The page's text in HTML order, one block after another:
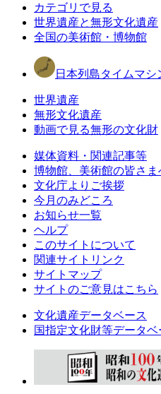
カテゴリで見る
世界遺産と無形文化遺産
全国の美術館・博物館
日本列島タイムマシ
世界遺産
無形文化遺産
動画で見る無形の文化財
媒体資料・関連記事等
博物館、美術館の皆さま
文化庁よりご挨拶
今月のみどころ
お知らせ一覧
ヘルプ
このサイトについて
関連サイトリンク
サイトマップ
サイトのご意見はこちら
文化遺産データベース
国指定文化財等データベ